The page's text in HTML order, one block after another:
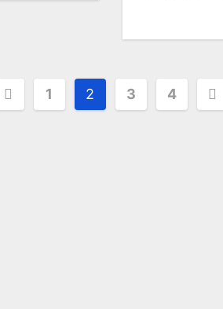
Seitennummerierung
1 2 3 4